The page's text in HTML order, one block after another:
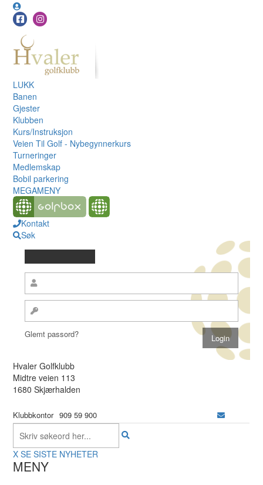
LUKK
Banen
Gjester
Klubben
Kurs/Instruksjon
Veien Til Golf - Nybegynnerkurs
Turneringer
Medlemskap
Bobil parkering
MEGAMENY
Kontakt
Søk
Glemt passord?
Hvaler Golfklubb
Midtre veien 113
1680 Skjærhalden
Klubbkontor 909 59 900
X SE SISTE NYHETER
MENY